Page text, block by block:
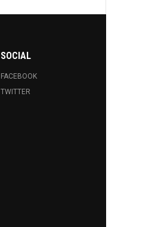
SOCIAL
FACEBOOK
TWITTER